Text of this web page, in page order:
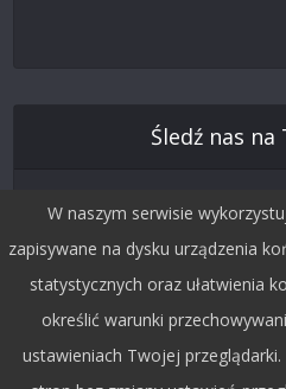
Śledź nas
W naszym serwisie
zapisywane na dysku urządzenia
statystycznych oraz ułatwienia
określić warunki
ustawieniach Twojej